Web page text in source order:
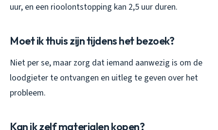
uur, en een rioolontstopping kan 2,5 uur duren.
Moet ik thuis zijn tijdens het bezoek?
Niet per se, maar zorg dat iemand aanwezig is om de
loodgieter te ontvangen en uitleg te geven over het
probleem.
Kan ik zelf materialen kopen?